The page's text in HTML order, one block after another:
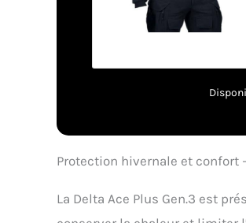
Protection hivernale et confort
La Delta Ace Plus Gen.3 est